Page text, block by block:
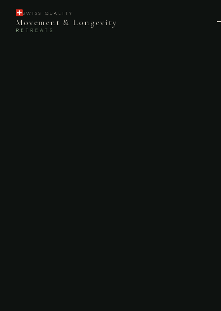
SWISS QUALITY
Movement & Longevity
RETREATS